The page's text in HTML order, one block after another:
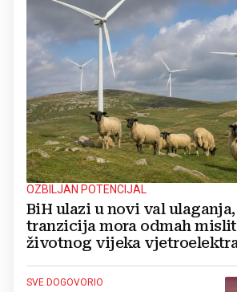
OZBILJAN POTENCIJAL
BiH ulazi u novi val
tranzicija mora odmah
životnog vijeka
SVE DOGOVORIO